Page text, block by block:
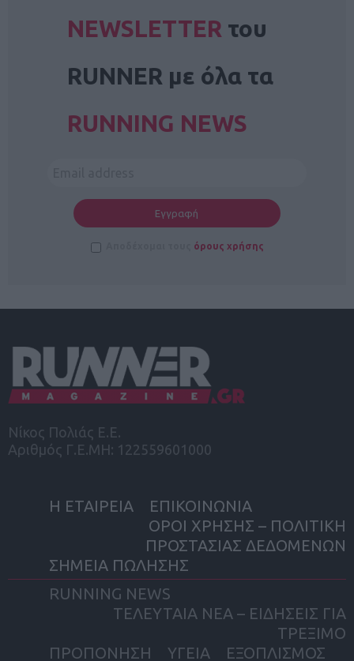
NEWSLETTER του
RUNNER με όλα τα
RUNNING NEWS
όρους χρήσης
Νίκος Πολιάς Ε.Ε.
Αριθμός Γ.Ε.ΜΗ: 122559601000
Η ΕΤΑΙΡΕΙΑ
ΕΠΙΚΟΙΝΩΝΙΑ
ΟΡΟΙ ΧΡΗΣΗΣ – ΠΟΛΙΤΙΚΗ
ΠΡΟΣΤΑΣΙΑΣ ΔΕΔΟΜΕΝΩΝ
ΣΗΜΕΙΑ ΠΩΛΗΣΗΣ
RUNNING NEWS
ΤΕΛΕΥΤΑΙΑ ΝΕΑ – ΕΙΔΗΣΕΙΣ ΓΙΑ
ΤΡΕΞΙΜΟ
ΠΡΟΠΟΝΗΣΗ
ΥΓΕΙΑ ΕΞΟΠΛΙΣΜΟΣ